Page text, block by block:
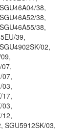
38,
38,
38,
39,
02,
07,
03,
17,
03,
12,
SGU5912SK/03,